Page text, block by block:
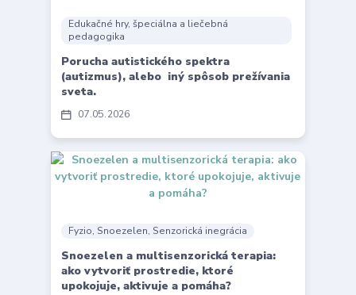
07 05 2026
Edukačné hry, špeciálna a liečebná
pedagogika
Porucha autistického spektra
(autizmus), alebo iný spôsob prežívania
sveta.
Fyzio, Snoezelen, Senzorická inegrácia
Snoezelen a multisenzorická terapia:
ako vytvoriť prostredie, ktoré
upokojuje, aktivuje a pomáha?